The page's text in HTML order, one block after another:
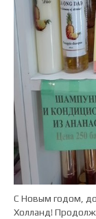
С Новым годом,
Холланд!